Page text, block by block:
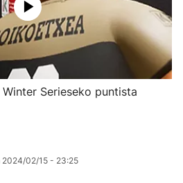
Serieseko puntista
2024/02/15 - 23:25